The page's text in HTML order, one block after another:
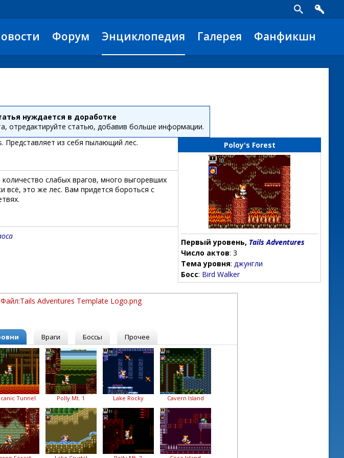
Форум Энциклопедия Галерея Фанфикшн
нуждается в доработке
отредактируйте статью, добавив больше информации.
Poloy's Forest
Первый уровень, Tails Adventures
Число актов: 3
Тема уровня: джунгли
Босс: Bird Walker
. Представляет из себя пылающий лес.
слабых врагов, много выгоревших
всё, это же лес. Вам придется бороться с
Файл:Tails Adventures Template Logo.png
Враги Боссы Прочее
Tunnel Polly Mt. 1 Lake Rocky Cavern Island